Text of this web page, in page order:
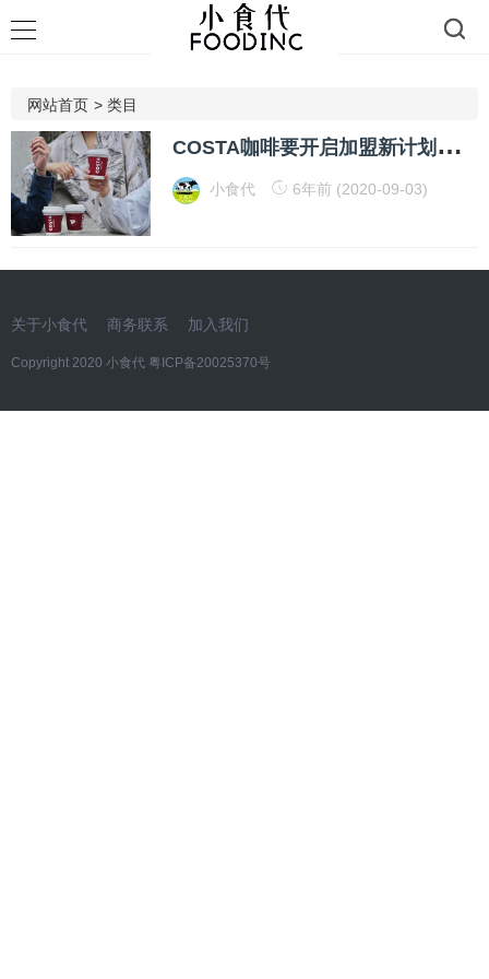
网站首页 > 类目
C
OSTA咖啡要开启加盟新计划！还说可口可乐将带来更多机会
小食代 6年前 (2020-09-03)
关于小食代 商务联系 加入我们
Copyright 2020 小食代 粤ICP备20025370号​